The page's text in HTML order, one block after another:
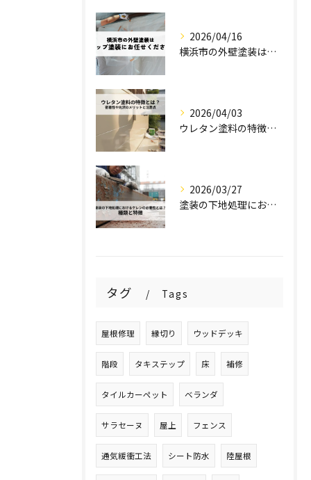
2026/04/16
横浜市の外壁塗装はステップ塗装にお任せください！
2026/04/03
ウレタン塗料の特徴とは？密着性や光沢のメリットと注意点を解説！
2026/03/27
塗装の下地処理におけるケレンの必要性とは？種類と特徴を解説！
タグ Tags
屋根修理 縁切り ウッドデッキ
階段 タキステップ 床 補修
タイルカーペット ベランダ
サラセーヌ 屋上 フェンス
通気緩衝工法 シート防水 陸屋根